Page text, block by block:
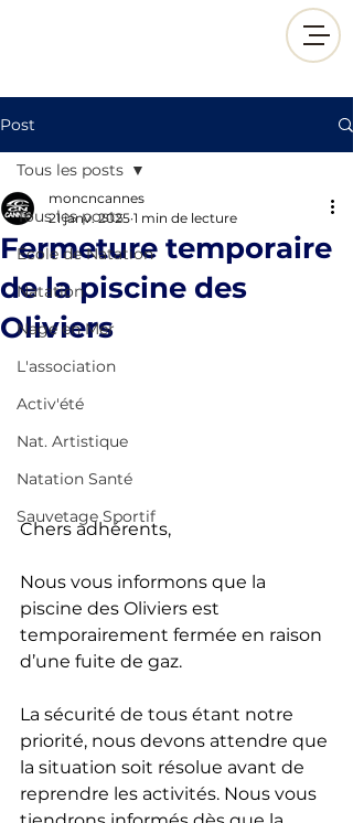
Post
Tous les posts
École de Natation
Natation
Nage en Mer
L'association
Activ'été
Nat. Artistique
Natation Santé
Sauvetage Sportif
Tous les posts
Fermeture temporaire
de la piscine des
Oliviers
moncncannes
21 janv. 2025 1 min de lecture
Chers adhérents,
Nous vous informons que la
piscine des Oliviers est
temporairement fermée en raison
d’une fuite de gaz.
La sécurité de tous étant notre
priorité, nous devons attendre que
la situation soit résolue avant de
reprendre les activités. Nous vous